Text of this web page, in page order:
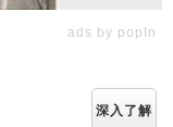
ads by popIn
深入了解